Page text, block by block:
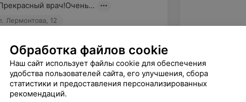
врач!Очень...
Лермонтова, 12
замечательный человек и лучший
Лермонтова, 12
Обработка файлов cookie
Наш сайт использует файлы cookie для обеспечения
удобства пользователей сайта, его улучшения, сбора
статистики и предоставления персонализированных
рекомендаций.